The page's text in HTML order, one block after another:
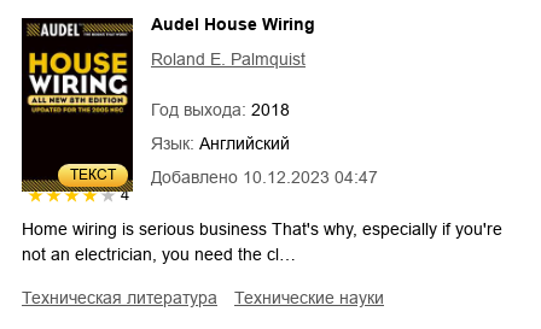
ТЕКСТ
4
Добавлено 10.12.2023 04:47
Audel House Wiring
Roland E. Palmquist
Год выхода: 2018
Язык: Английский
Home wiring is serious business That's why, especially if you're
not an electrician, you need the cl…
техническая литература технические науки